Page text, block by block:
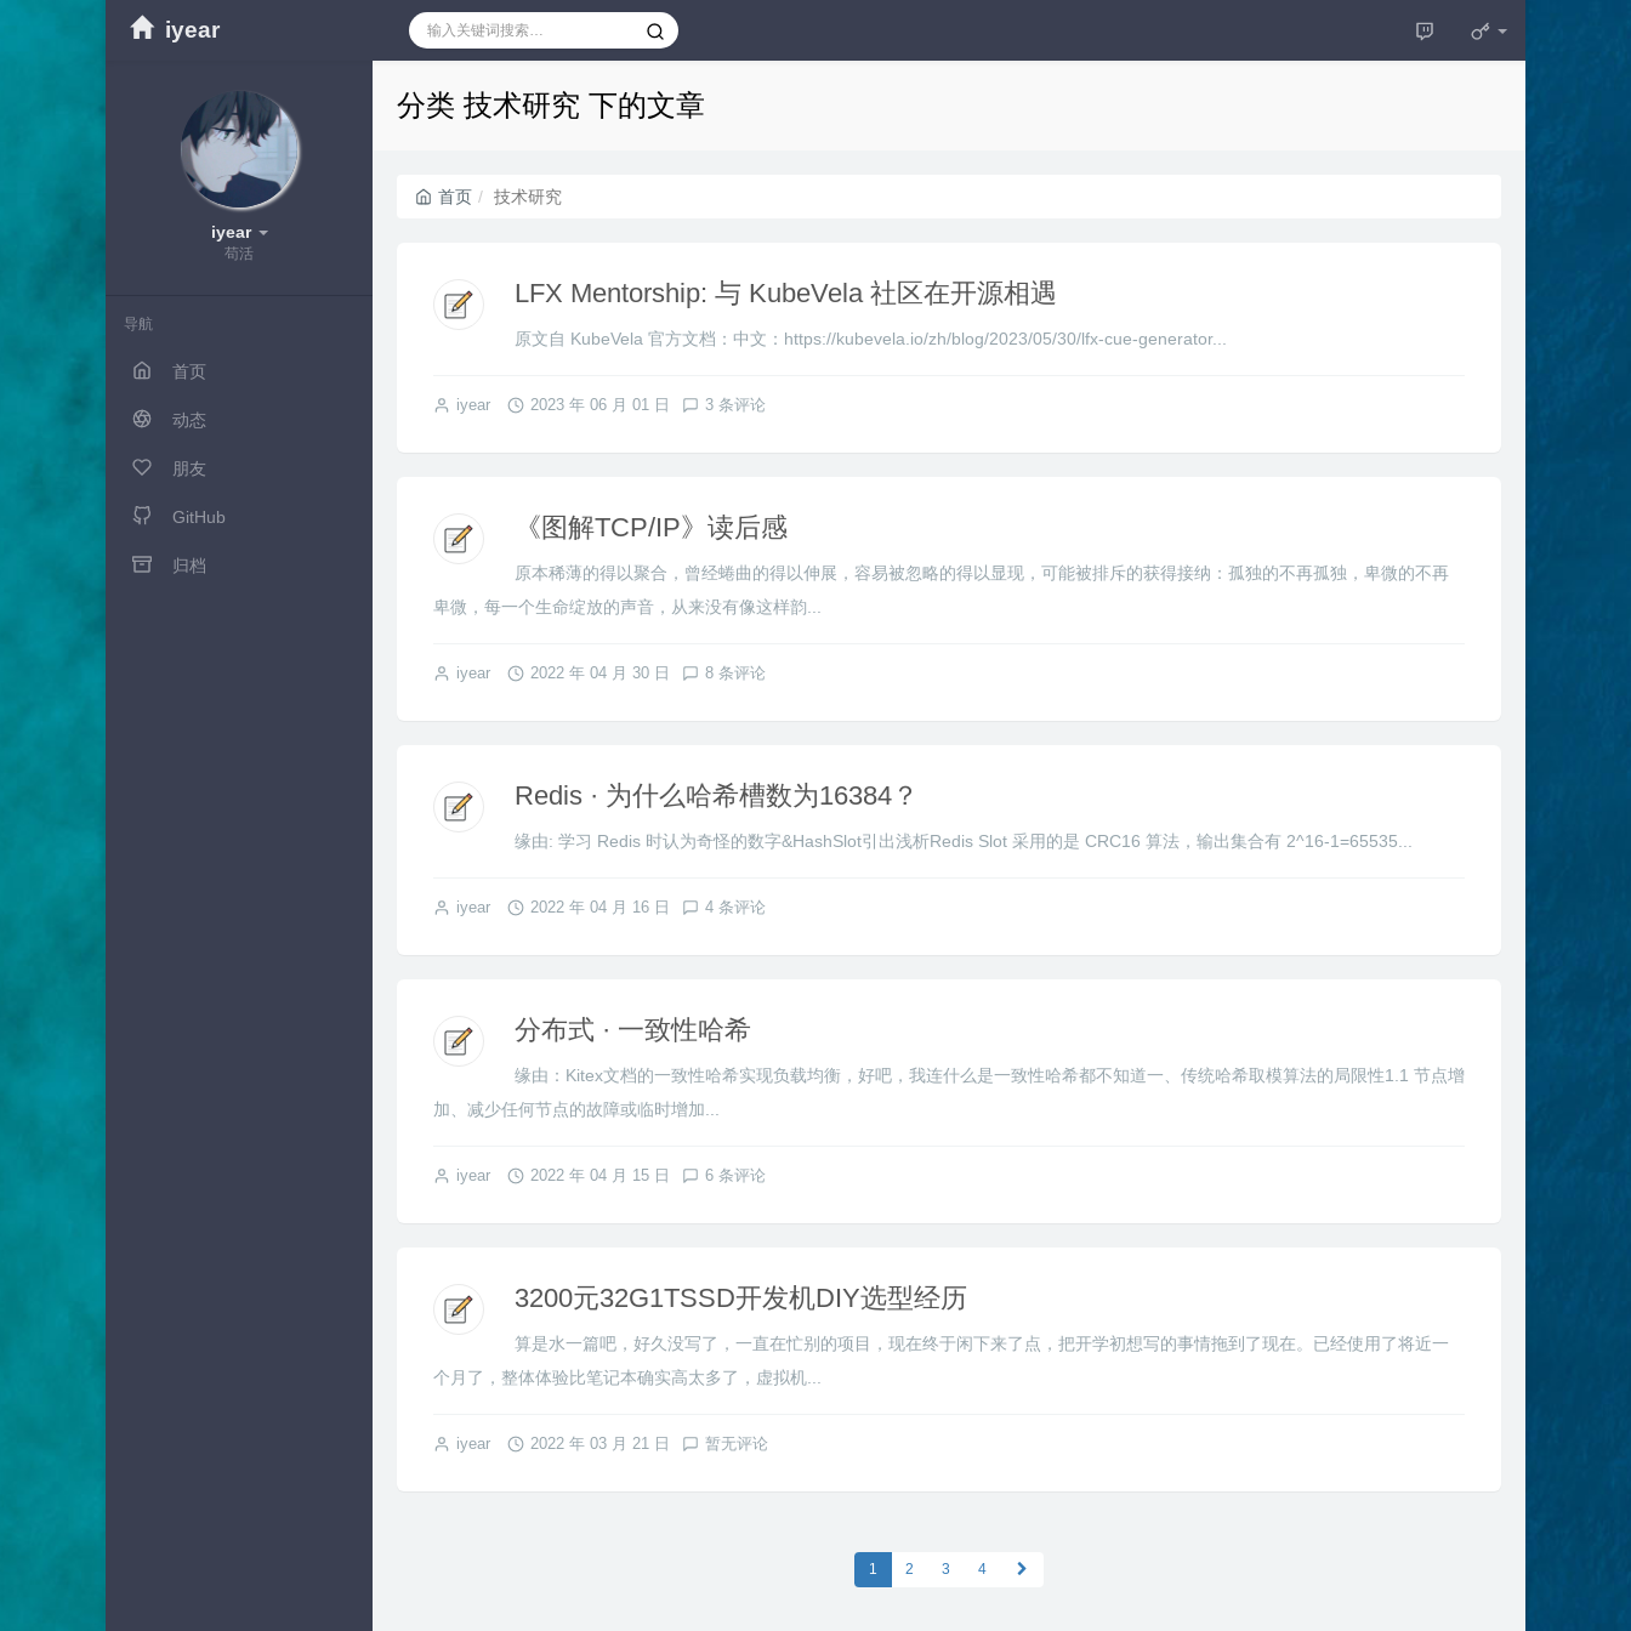
iyear
iyear
苟活
导航
首页
动态
朋友
GitHub
归档
分类 技术研究 下的文章
首页 技术研究
LFX Mentorship: 与 KubeVela 社区在开源相遇
原文自 KubeVela 官方文档：中文：https://kubevela.io/zh/blog/2023/05/30/lfx-cue-generator...
iyear 2023 年 06 月 01 日 3 条评论
《图解TCP/IP》读后感
原本稀薄的得以聚合，曾经蜷曲的得以伸展，容易被忽略的得以显现，可能被排斥的获得接纳：孤独的不再孤独，卑微的不再
卑微，每一个生命绽放的声音，从来没有像这样韵...
iyear 2022 年 04 月 30 日 8 条评论
Redis · 为什么哈希槽数为16384？
缘由: 学习 Redis 时认为奇怪的数字&HashSlot引出浅析Redis Slot 采用的是 CRC16 算法，输出集合有 2^16-1=65535...
iyear 2022 年 04 月 16 日 4 条评论
分布式 · 一致性哈希
缘由：Kitex文档的一致性哈希实现负载均衡，好吧，我连什么是一致性哈希都不知道一、传统哈希取模算法的局限性1.1 节点增
加、减少任何节点的故障或临时增加...
iyear 2022 年 04 月 15 日 6 条评论
3200元32G1TSSD开发机DIY选型经历
算是水一篇吧，好久没写了，一直在忙别的项目，现在终于闲下来了点，把开学初想写的事情拖到了现在。已经使用了将近一
个月了，整体体验比笔记本确实高太多了，虚拟机...
iyear 2022 年 03 月 21 日 暂无评论
1 2 3 4